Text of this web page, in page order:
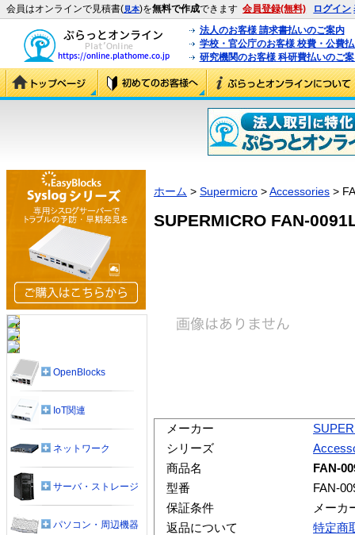
会員はオンラインで見積書(見本)を無料で作成できます 会員登録(無料) ログイン
法人のお客様 請求書払いのご案内
学校・官公庁のお客様 校費・公費
研究機関のお客様 科研費払いのご
ホーム > Supermicro >Accessories >
SUPERMICRO FAN-
メーカー
シリーズ
商品名
FAN-
型番
FAN-
保証条件
メーカ
返品について
特定商
OpenBlocks
IoT関連
ネットワーク
サーバ・ストレージ
パソコン・周辺機器